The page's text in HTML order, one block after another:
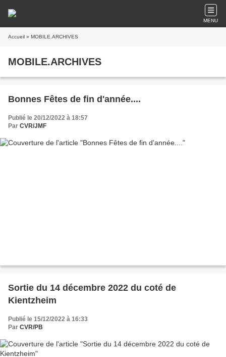
MENU
Accueil » MOBILE.ARCHIVES
MOBILE.ARCHIVES
Bonnes Fêtes de fin d'année....
Publié le 20/12/2022 à 18:57
Par CVR/JMF
Sortie du 14 décembre 2022 du coté de
Kientzheim
Publié le 15/12/2022 à 16:33
Par CVR/PB